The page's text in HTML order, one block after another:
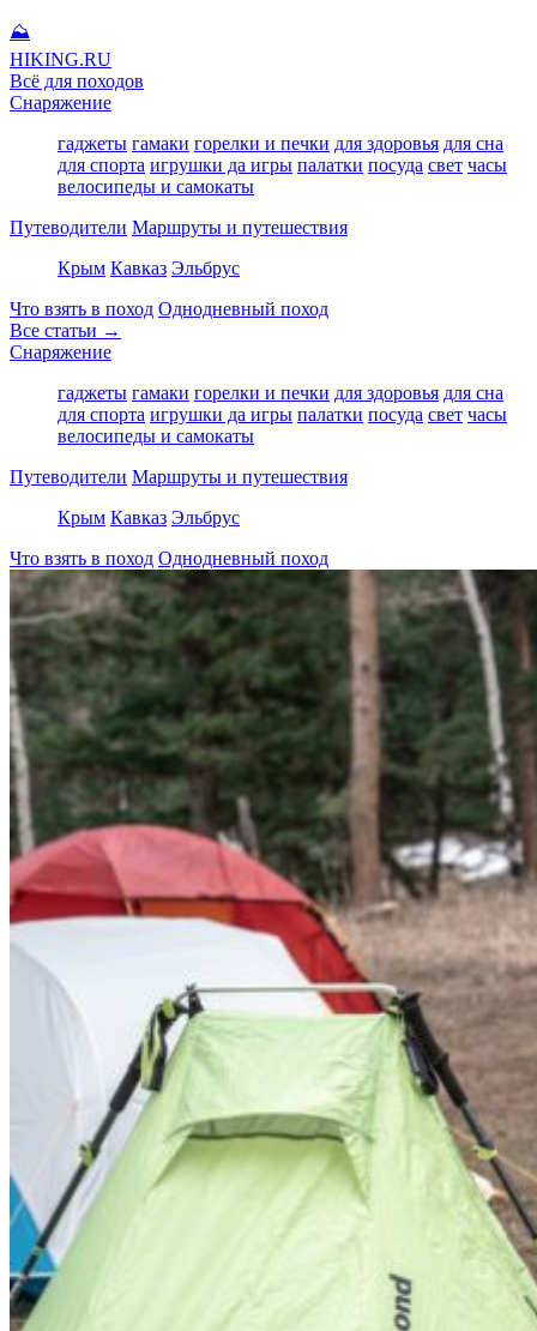
⛰
HIKING.RU
Всё для походов
Снаряжение
гаджеты гамаки горелки и печки для здоровья для сна
для спорта игрушки да игры палатки посуда свет часы
велосипеды и самокаты
Путеводители Маршруты и путешествия
Крым Кавказ Эльбрус
Что взять в поход Однодневный поход
Все статьи →
Снаряжение
гаджеты гамаки горелки и печки для здоровья для сна
для спорта игрушки да игры палатки посуда свет часы
велосипеды и самокаты
Путеводители Маршруты и путешествия
Крым Кавказ Эльбрус
Что взять в поход Однодневный поход